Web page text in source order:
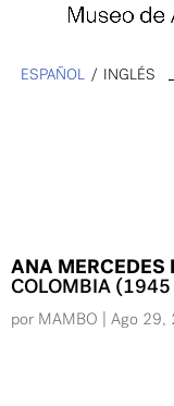
ESPAÑOL INGLÉS
ANA MERCEDES
COLOMBIA
por MAMBO Ago 29,